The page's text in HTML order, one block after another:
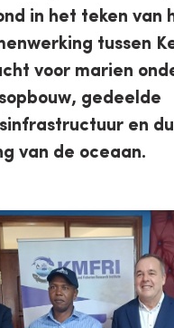
in het teken van
tussen
voor marien
gedeelde
en
van de oceaan.